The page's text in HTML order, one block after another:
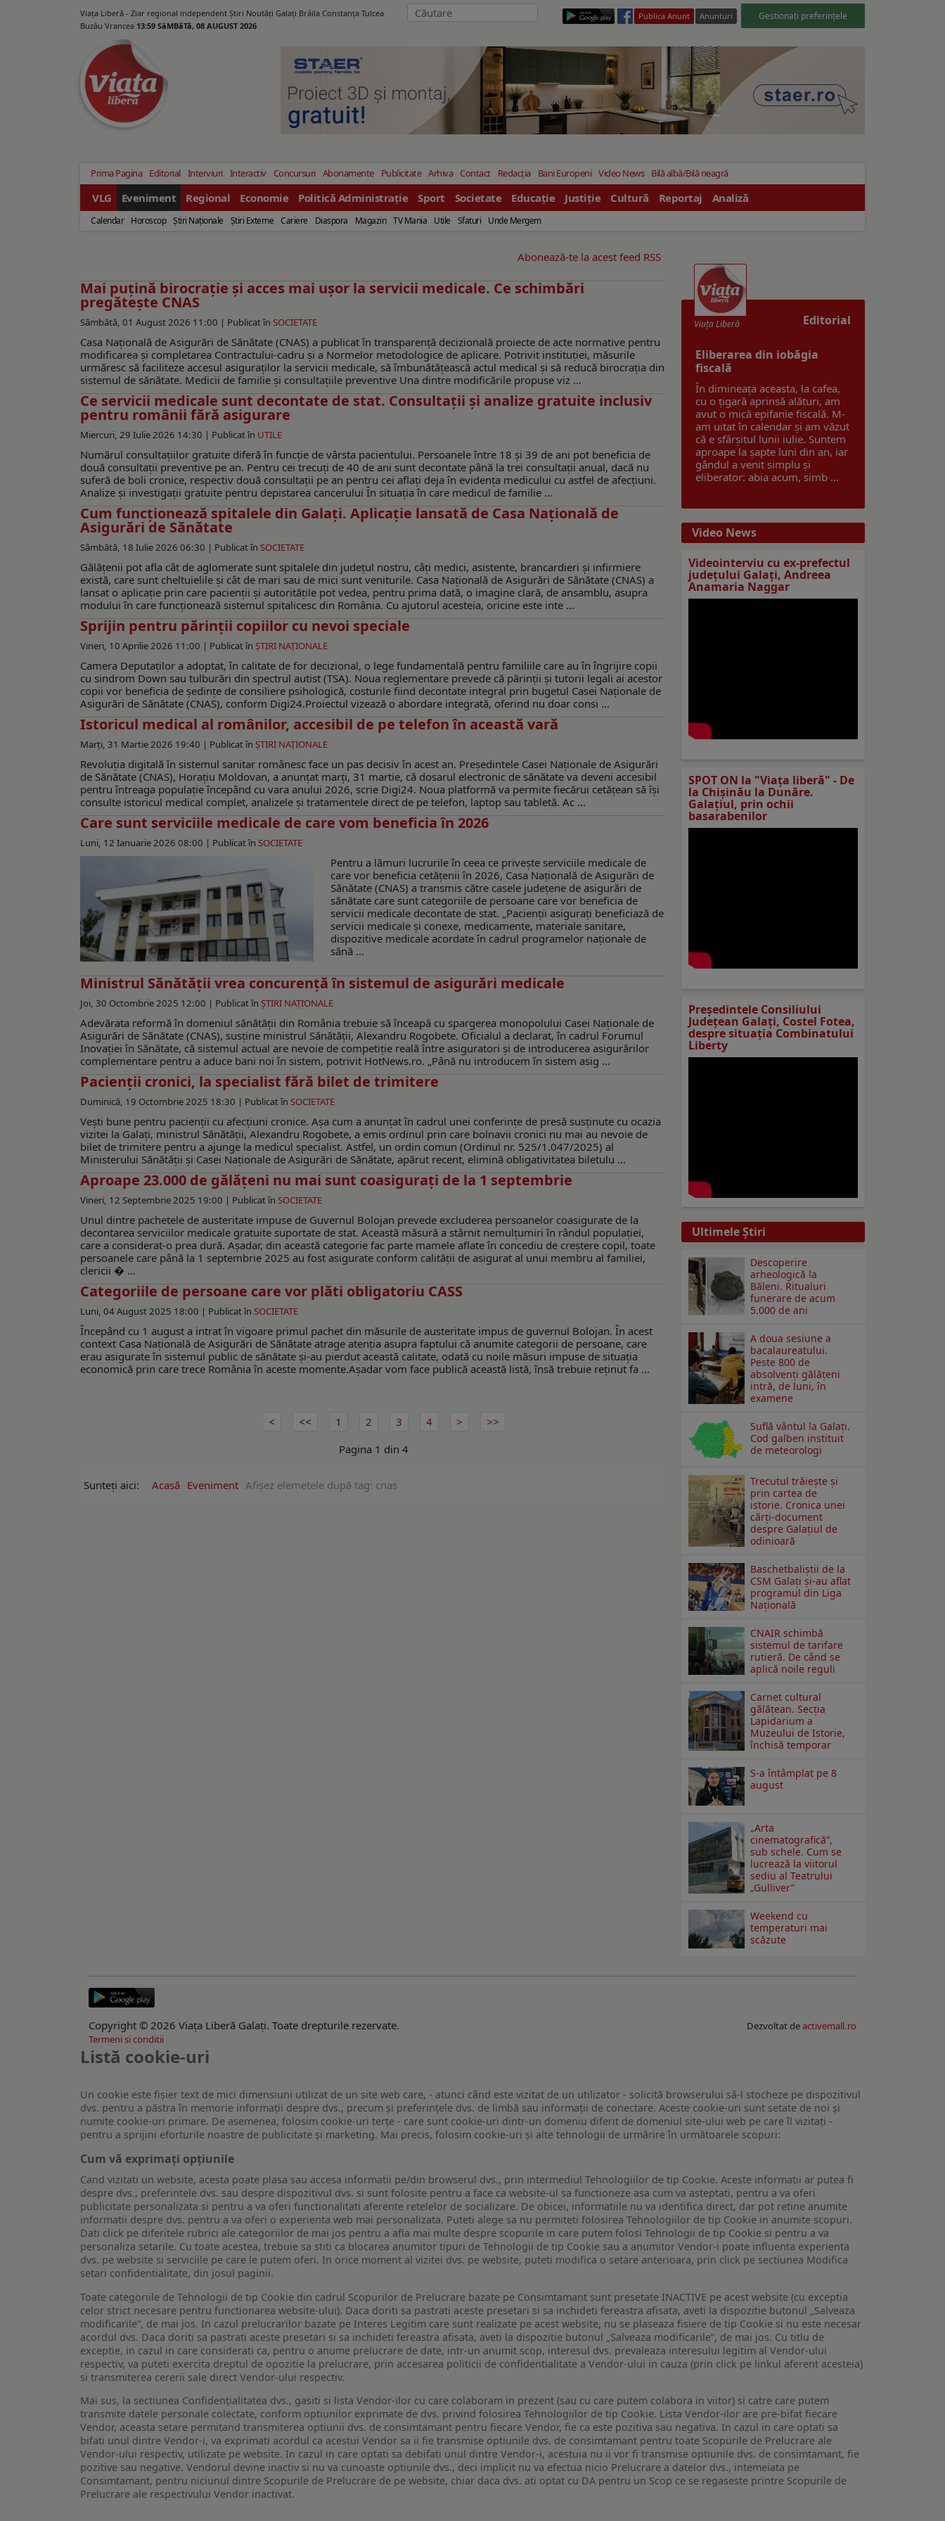
Viața Liberă - Ziar regional independent Știri Noutăți Galaţi Brăila Constanţa Tulcea
Buzău Vrancea 13:59 SâMBăTă, 08 AUGUST 2026
Publica Anunt Anunturi Gestionați preferințele
Prima Pagina Editorial Interviuri Interactiv Concursuri Abonamente Publicitate Arhiva Contact Redacția Bani Europeni Video News Bilă albă/Bilă neagră
VLG Eveniment Regional Economie Politică Administrație Sport Societate Educație Justiție Cultură Reportaj Analiză
Calendar Horoscop Ştiri Naţionale Ştiri Externe Cariere Diaspora Magazin TV Mania Utile Sfaturi Unde Mergem
Abonează-te la acest feed RSS
Mai puțină birocrație și acces mai ușor la servicii medicale. Ce schimbări
pregătește CNAS
Sâmbătă, 01 August 2026 11:00 | Publicat în SOCIETATE
Casa Națională de Asigurări de Sănătate (CNAS) a publicat în transparență decizională proiecte de acte normative pentru
modificarea și completarea Contractului-cadru și a Normelor metodologice de aplicare. Potrivit instituției, măsurile
urmăresc să faciliteze accesul asiguraților la servicii medicale, să îmbunătățească actul medical și să reducă birocrația din
sistemul de sănătate. Medicii de familie și consultațiile preventive Una dintre modificările propuse viz ...
Ce servicii medicale sunt decontate de stat. Consultații și analize gratuite inclusiv
pentru românii fără asigurare
Miercuri, 29 Iulie 2026 14:30 | Publicat în UTILE
Numărul consultațiilor gratuite diferă în funcție de vârsta pacientului. Persoanele între 18 și 39 de ani pot beneficia de
două consultații preventive pe an. Pentru cei trecuți de 40 de ani sunt decontate până la trei consultații anual, dacă nu
suferă de boli cronice, respectiv două consultații pe an pentru cei aflați deja în evidența medicului cu astfel de afecțiuni.
Analize și investigații gratuite pentru depistarea cancerului În situația în care medicul de familie ...
Cum funcţionează spitalele din Galaţi. Aplicaţie lansată de Casa Naţională de
Asigurări de Sănătate
Sâmbătă, 18 Iulie 2026 06:30 | Publicat în SOCIETATE
Gălăţenii pot afla cât de aglomerate sunt spitalele din judeţul nostru, câţi medici, asistente, brancardieri şi infirmiere
există, care sunt cheltuielile şi cât de mari sau de mici sunt veniturile. Casa Națională de Asigurări de Sănătate (CNAS) a
lansat o aplicație prin care pacienții și autoritățile pot vedea, pentru prima dată, o imagine clară, de ansamblu, asupra
modului în care funcționează sistemul spitalicesc din România. Cu ajutorul acesteia, oricine este inte ...
Sprijin pentru părinții copiilor cu nevoi speciale
Vineri, 10 Aprilie 2026 11:00 | Publicat în ŞTIRI NAŢIONALE
Camera Deputaților a adoptat, în calitate de for decizional, o lege fundamentală pentru familiile care au în îngrijire copii
cu sindrom Down sau tulburări din spectrul autist (TSA). Noua reglementare prevede că părinții și tutorii legali ai acestor
copii vor beneficia de ședințe de consiliere psihologică, costurile fiind decontate integral prin bugetul Casei Naționale de
Asigurări de Sănătate (CNAS), conform Digi24.Proiectul vizează o abordare integrată, oferind nu doar consi ...
Istoricul medical al românilor, accesibil de pe telefon în această vară
Marți, 31 Martie 2026 19:40 | Publicat în ŞTIRI NAŢIONALE
Revoluția digitală în sistemul sanitar românesc face un pas decisiv în acest an. Președintele Casei Naționale de Asigurări
de Sănătate (CNAS), Horațiu Moldovan, a anunțat marți, 31 martie, că dosarul electronic de sănătate va deveni accesibil
pentru întreaga populație începând cu vara anului 2026, scrie Digi24. Noua platformă va permite fiecărui cetățean să își
consulte istoricul medical complet, analizele și tratamentele direct de pe telefon, laptop sau tabletă. Ac ...
Care sunt serviciile medicale de care vom beneficia în 2026
Luni, 12 Ianuarie 2026 08:00 | Publicat în SOCIETATE
Pentru a lămuri lucrurile în ceea ce privește serviciile medicale de
care vor beneficia cetățenii în 2026, Casa Națională de Asigurări de
Sănătate (CNAS) a transmis către casele județene de asigurări de
sănătate care sunt categoriile de persoane care vor beneficia de
servicii medicale decontate de stat. „Pacienții asigurați beneficiază de
servicii medicale și conexe, medicamente, materiale sanitare,
dispozitive medicale acordate în cadrul programelor naționale de
sănă ...
Ministrul Sănătății vrea concurență în sistemul de asigurări medicale
Joi, 30 Octombrie 2025 12:00 | Publicat în ŞTIRI NAŢIONALE
Adevărata reformă în domeniul sănătății din România trebuie să înceapă cu spargerea monopolului Casei Naționale de
Asigurări de Sănătate (CNAS), susține ministrul Sănătății, Alexandru Rogobete. Oficialul a declarat, în cadrul Forumul
Inovației în Sănătate, că sistemul actual are nevoie de competiție reală între asiguratori și de introducerea asigurărilor
complementare pentru a aduce bani noi în sistem, potrivit HotNews.ro. „Până nu introducem în sistem asig ...
Pacienții cronici, la specialist fără bilet de trimitere
Duminică, 19 Octombrie 2025 18:30 | Publicat în SOCIETATE
Vești bune pentru pacienții cu afecțiuni cronice. Așa cum a anunțat în cadrul unei conferințe de presă susținute cu ocazia
vizitei la Galați, ministrul Sănătății, Alexandru Rogobete, a emis ordinul prin care bolnavii cronici nu mai au nevoie de
bilet de trimitere pentru a ajunge la medicul specialist. Astfel, un ordin comun (Ordinul nr. 525/1.047/2025) al
Ministerului Sănătății și Casei Naţionale de Asigurări de Sănătate, apărut recent, elimină obligativitatea biletulu ...
Aproape 23.000 de gălățeni nu mai sunt coasigurați de la 1 septembrie
Vineri, 12 Septembrie 2025 19:00 | Publicat în SOCIETATE
Unul dintre pachetele de austeritate impuse de Guvernul Bolojan prevede excluderea persoanelor coasigurate de la
decontarea serviciilor medicale gratuite suportate de stat. Această măsură a stârnit nemulțumiri în rândul populației,
care a considerat-o prea dură. Așadar, din această categorie fac parte mamele aflate în concediu de creștere copil, toate
persoanele care până la 1 septembrie 2025 au fost asigurate conform calității de asigurat al unui membru al familiei,
clericii � ...
Categoriile de persoane care vor plăti obligatoriu CASS
Luni, 04 August 2025 18:00 | Publicat în SOCIETATE
Începând cu 1 august a intrat în vigoare primul pachet din măsurile de austeritate impus de guvernul Bolojan. În acest
context Casa Națională de Asigurări de Sănătate atrage atenția asupra faptului că anumite categorii de persoane, care
erau asigurate în sistemul public de sănătate și-au pierdut această calitate, odată cu noile măsuri impuse de situația
economică prin care trece România în aceste momente.Așadar vom face publică această listă, însă trebuie reținut fa ...
1 2 3
4
Pagina 1 din 4
Sunteți aici: Acasă Eveniment Afişez elemetele după tag: cnas
Editorial
Viaţa Liberă
Eliberarea din iobăgia
fiscală
În dimineața aceasta, la cafea,
cu o țigară aprinsă alături, am
avut o mică epifanie fiscală. M-
am uitat în calendar și am văzut
că e sfârșitul lunii iulie. Suntem
aproape la șapte luni din an, iar
gândul a venit simplu și
eliberator: abia acum, simb ...
Video News
Videointerviu cu ex-prefectul
judeţului Galaţi, Andreea
Anamaria Naggar
SPOT ON la "Viaţa liberă" - De
la Chișinău la Dunăre.
Galațiul, prin ochii
basarabenilor
Preşedintele Consiliului
Judeţean Galaţi, Costel Fotea,
despre situaţia Combinatului
Liberty
Ultimele Ştiri
Descoperire
arheologică la
Băleni. Ritualuri
funerare de acum
5.000 de ani
A doua sesiune a
bacalaureatului.
Peste 800 de
absolvenţi gălăţeni
intră, de luni, în
examene
Suflă vântul la Galaţi.
Cod galben instituit
de meteorologi
Trecutul trăiește și
prin cartea de
istorie. Cronica unei
cărți-document
despre Galațiul de
odinioară
Baschetbaliștii de la
CSM Galați și-au aflat
programul din Liga
Națională
CNAIR schimbă
sistemul de tarifare
rutieră. De când se
aplică noile reguli
Carnet cultural
gălăţean. Secţia
Lapidarium a
Muzeului de Istorie,
închisă temporar
S-a întâmplat pe 8
august
„Arta
cinematografică”,
sub schele. Cum se
lucrează la viitorul
sediu al Teatrului
„Gulliver”
Weekend cu
temperaturi mai
scăzute
Copyright © 2026 Viaţa Liberă Galaţi. Toate drepturile rezervate. Dezvoltat deactivemall.ro
Termeni si conditii
Listă cookie-uri
Un cookie este fişier text de mici dimensiuni utilizat de un site web care, - atunci când este vizitat de un utilizator - solicită browserului să-l stocheze pe dispozitivul
dvs. pentru a păstra în memorie informații despre dvs., precum și preferințele dvs. de limbă sau informații de conectare. Aceste cookie-uri sunt setate de noi și
numite cookie-uri primare. De asemenea, folosim cookie-uri terțe - care sunt cookie-uri dintr-un domeniu diferit de domeniul site-ului web pe care îl vizitați -
pentru a sprijini eforturile noastre de publicitate și marketing. Mai precis, folosim cookie-uri și alte tehnologii de urmărire în următoarele scopuri:
Cum vă exprimați opțiunile
Cand vizitati un website, acesta poate plasa sau accesa informatii pe/din browserul dvs., prin intermediul Tehnologiilor de tip Cookie. Aceste informatii ar putea fi
despre dvs., preferintele dvs. sau despre dispozitivul dvs. si sunt folosite pentru a face ca website-ul sa functioneze asa cum va asteptati, pentru a va oferi
publicitate personalizata si pentru a va oferi functionalitati aferente retelelor de socializare. De obicei, informatiile nu va identifica direct, dar pot retine anumite
informatii despre dvs. pentru a va oferi o experienta web mai personalizata. Puteti alege sa nu permiteti folosirea Tehnologiilor de tip Cookie in anumite scopuri.
Dati click pe diferitele rubrici ale categoriilor de mai jos pentru a afla mai multe despre scopurile in care putem folosi Tehnologii de tip Cookie si pentru a va
personaliza setarile. Cu toate acestea, trebuie sa stiti ca blocarea anumitor tipuri de Tehnologii de tip Cookie sau a anumitor Vendor-i poate influenta experienta
dvs. pe website si serviciile pe care le putem oferi. In orice moment al vizitei dvs. pe website, puteti modifica o setare anterioara, prin click pe sectiunea Modifica
setari confidentialitate, din josul paginii.
Toate categoriile de Tehnologii de tip Cookie din cadrul Scopurilor de Prelucrare bazate pe Consimtamant sunt presetate INACTIVE pe acest website (cu exceptia
celor strict necesare pentru functionarea website-ului). Daca doriti sa pastrati aceste presetari si sa inchideti fereastra afisata, aveti la dispozitie butonul „Salveaza
modificarile”, de mai jos. In cazul prelucrarilor bazate pe Interes Legitim care sunt realizate pe acest website, nu se plaseaza fisiere de tip Cookie si nu este necesar
acordul dvs. Daca doriti sa pastrati aceste presetari si sa inchideti fereastra afisata, aveti la dispozitie butonul „Salveaza modificarile”, de mai jos. Cu titlu de
exceptie, in cazul in care considerati ca, pentru o anume prelucrare de date, intr-un anumit scop, interesul dvs. prevaleaza interesului legitim al Vendor-ului
respectiv, va puteti exercita dreptul de opozitie la prelucrare, prin accesarea politicii de confidentialitate a Vendor-ului in cauza (prin click pe linkul aferent acesteia)
si transmiterea cererii sale direct Vendor-ului respectiv.
Mai sus, la sectiunea Confidențialitatea dvs., gasiti si lista Vendor-ilor cu care colaboram in prezent (sau cu care putem colabora in viitor) si catre care putem
transmite datele personale colectate, conform optiunilor exprimate de dvs. privind folosirea Tehnologiilor de tip Cookie. Lista Vendor-ilor are pre-bifat fiecare
Vendor, aceasta setare permitand transmiterea optiunii dvs. de consimtamant pentru fiecare Vendor, fie ca este pozitiva sau negativa. In cazul in care optati sa
bifati unul dintre Vendor-i, va exprimati acordul ca acestui Vendor sa ii fie transmise optiunile dvs. de consimtamant pentru toate Scopurile de Prelucrare ale
Vendor-ului respectiv, utilizate pe website. In cazul in care optati sa debifati unul dintre Vendor-i, acestuia nu ii vor fi transmise optiunile dvs. de consimtamant, fie
pozitive sau negative. Vendorul devine inactiv si nu va cunoaste optiunile dvs., deci implicit nu va efectua nicio Prelucrare a datelor dvs., intemeiata pe
Consimtamant, pentru niciunul dintre Scopurile de Prelucrare de pe website, chiar daca dvs. ati optat cu DA pentru un Scop ce se regaseste printre Scopurile de
Prelucrare ale respectivului Vendor inactivat.